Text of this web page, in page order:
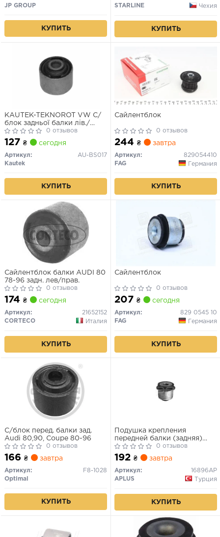
JP GROUP
КУПИТЬ
STARLINE
Чехия
КУПИТЬ
KAUTEK-TEKNOROT VW С/
блок задньої балки лів./
прав.Audi 80/90 78-
0 отзывов
127 ₴ сегодня
Артикул:
AU-BS017
Kautek
КУПИТЬ
Сайлентблок
0 отзывов
244 ₴ завтра
Артикул:
829054410
FAG
Германия
КУПИТЬ
Сайлентблок балки AUDI 80
78-96 задн. лев/прав.
0 отзывов
174 ₴ сегодня
Артикул:
21652152
CORTECO
Италия
КУПИТЬ
Сайлентблок
0 отзывов
207 ₴ сегодня
Артикул:
829 0545 10
FAG
Германия
КУПИТЬ
С/блок перед. балки зад.
Audi 80,90, Coupe 80-96
0 отзывов
166 ₴ завтра
Артикул:
F8-1028
Optimal
КУПИТЬ
Подушка крепления
передней балки (задняя)
Passat 1.3-1.8 84-88, Audi80
1.3-2.0
0 отзывов
192 ₴ завтра
Артикул:
16896AP
APLUS
Турция
КУПИТЬ